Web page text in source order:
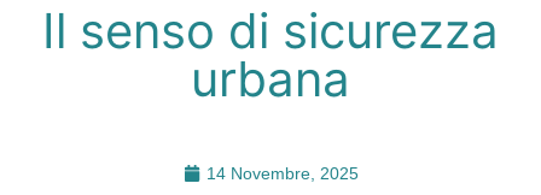
Il senso di sicurezza
urbana
14 Novembre, 2025